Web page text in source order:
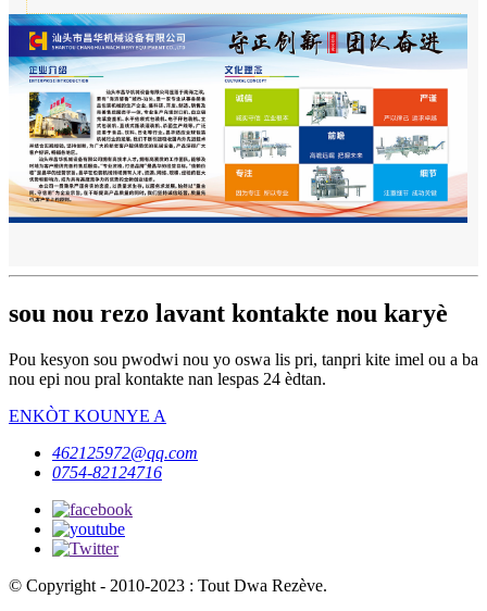
sou nou rezo lavant kontakte nou karyè
Pou kesyon sou pwodwi nou yo oswa lis pri, tanpri kite imel ou a ba
nou epi nou pral kontakte nan lespas 24 èdtan.
ENKÒT KOUNYE A
462125972@qq.com
0754-82124716
© Copyright - 2010-2023 : Tout Dwa Rezève.